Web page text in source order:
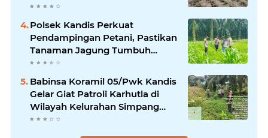
Ketahanan Pangan
Polsek Kandis Perkuat
Pendampingan Petani, Pastikan
Tanaman Jagung Tumbuh
Optimal Dukung Swasembada
Pangan Nasional
Babinsa Koramil 05/Pwk Kandis
Gelar Giat Patroli Karhutla di
Wilayah Kelurahan Simpang
Belutu